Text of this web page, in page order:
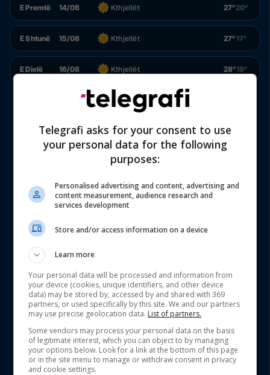
E Premtë 14/08 Kthjellët 27°20°
E Shtunë 15/08 Kthjellët 27°17°
E Dielë 16/08 Kthjellët 28°19°
Telegrafi asks for your consent to use
your personal data for the following
purposes:
Personalised advertising and content, advertising and
content measurement, audience research and
services development
Store and/or access information on a device
Learn more
Your personal data will be processed and information from
your device (cookies, unique identifiers, and other device
data) may be stored by, accessed by and shared with 369
partners, or used specifically by this site. We and our partners
may use precise geolocation data. List of partners.
Some vendors may process your personal data on the basis
of legitimate interest, which you can object to by managing
your options below. Look for a link at the bottom of this page
or in the site menu to manage or withdraw consent in privacy
and cookie settings.